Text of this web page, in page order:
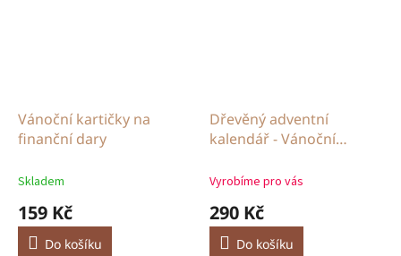
Vánoční kartičky na
finanční dary
Skladem
159 Kč
Do košíku
Dřevěný adventní
kalendář - Vánoční
Vyrobíme pro vás
290 Kč
Do košíku